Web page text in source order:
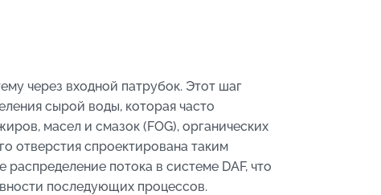
через входной патрубок. Этот шаг
сырой воды, которая часто
масел и смазок (FOG), органических
отверстия спроектирована таким
потока в системе DAF, что
последующих процессов.